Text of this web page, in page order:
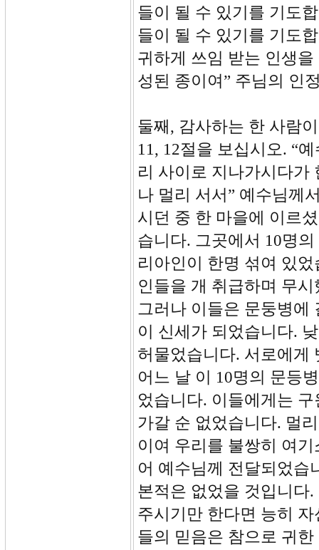
들이 될 수 있기를 기도
들이 될 수 있기를 기도
귀하게 쓰임 받는 인생
성된 종이여” 주님의 인
둘째, 감사하는 한 사람
11, 12절을 보십시오. “
리 사이로 지나가시다가
나 멀리 서서” 예수님께
시던 중 한 마을에 이르
습니다. 그곳에서 10명
리아인이 한명 섞여 있
인들을 개 취급하며 무
그러나 이들은 문둥병에
이 신세가 되었습니다.
허물었습니다. 서로에게
어느 날 이 10명의 문등
었습니다. 이들에게는
가갈 순 없었습니다. 멀
이여 우리를 불쌍히 여
어 예수님께 전달되었습
본적은 없었을 것입니다
주시기만 한다면 능히
들의 믿음은 참으로 귀